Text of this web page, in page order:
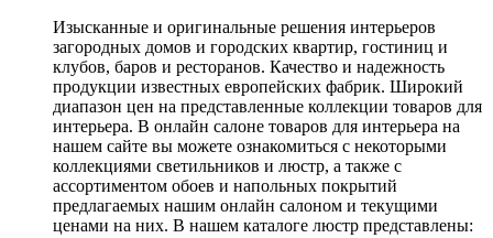
Изысканные и оригинальные решения интерьеров
загородных домов и городских квартир, гостиниц и
клубов, баров и ресторанов. Качество и надежность
продукции известных европейских фабрик. Широкий
диапазон цен на представленные коллекции товаров для
интерьера. В онлайн салоне товаров для интерьера на
нашем сайте вы можете ознакомиться с некоторыми
коллекциями светильников и люстр, а также с
ассортиментом обоев и напольных покрытий
предлагаемых нашим онлайн салоном и текущими
ценами на них. В нашем каталоге люстр представлены: